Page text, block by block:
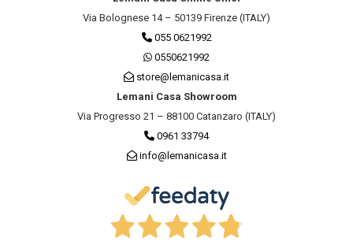
Via Bolognese 14 – 50139 Firenze (ITALY)
055 0621992
0550621992
store@lemanicasa.it
Lemani Casa Showroom
Via Progresso 21 – 88100 Catanzaro (ITALY)
0961 33794
info@lemanicasa.it